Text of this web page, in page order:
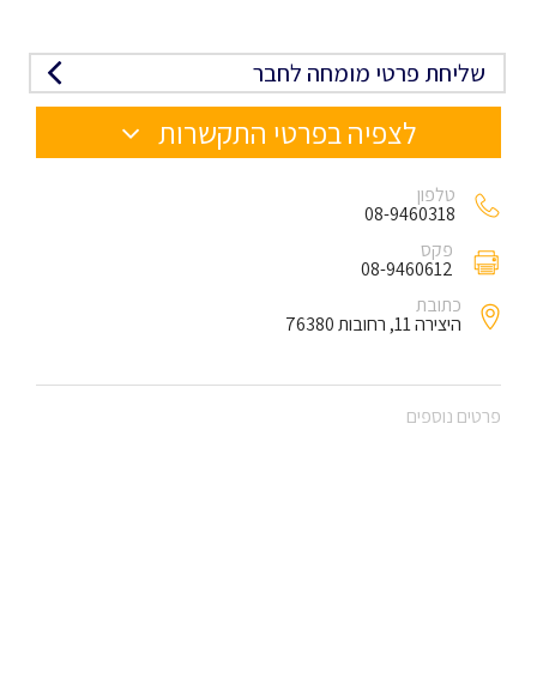
שליחת פרטי מומחה לחבר
לצפיה בפרטי התקשרות
טלפון
08-9460318
פקס
08-9460612
כתובת
היצירה 11, רחובות 76380
פרטים נוספים